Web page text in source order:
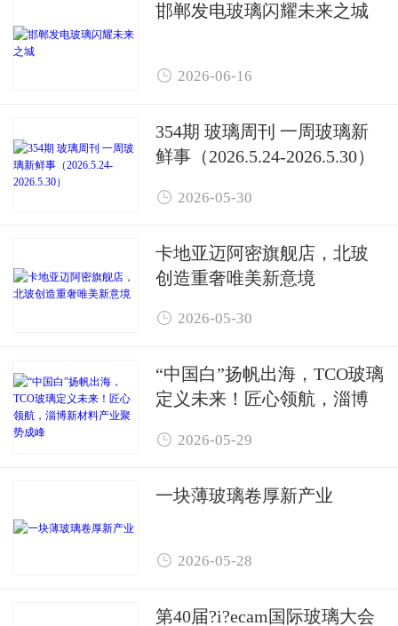
邯郸发电玻璃闪耀未来之城
 2026-06-16
354期 玻璃周刊 一周玻璃新
鲜事（2026.5.24-2026.5.30）
 2026-05-30
卡地亚迈阿密旗舰店，北玻
创造重奢唯美新意境
 2026-05-30
“中国白”扬帆出海，TCO玻璃
定义未来！匠心领航，淄博
 2026-05-29
一块薄玻璃卷厚新产业
 2026-05-28
第40届?i?ecam国际玻璃大会